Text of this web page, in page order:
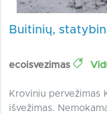
Buitinių,
ecoisvezimas
Kroviniu pervežimas
išvežimas.